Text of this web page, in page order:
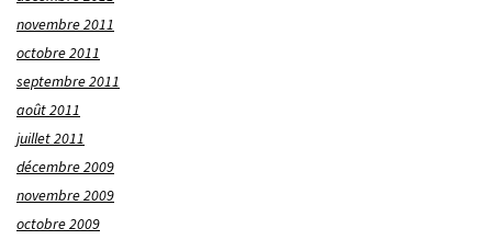
novembre 2011
octobre 2011
septembre 2011
août 2011
juillet 2011
décembre 2009
novembre 2009
octobre 2009